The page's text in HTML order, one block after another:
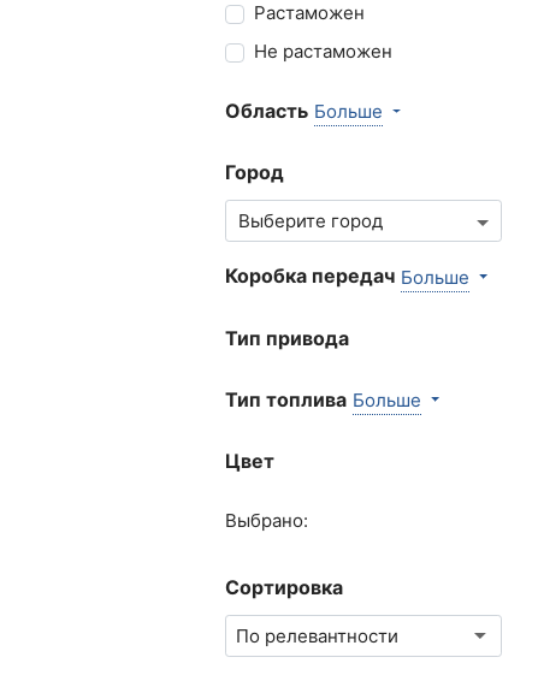
Растаможен
Не растаможен
Область Больше
Город
Коробка передач Больше
Тип привода
Тип топлива Больше
Цвет
Выбрано:
Сортировка